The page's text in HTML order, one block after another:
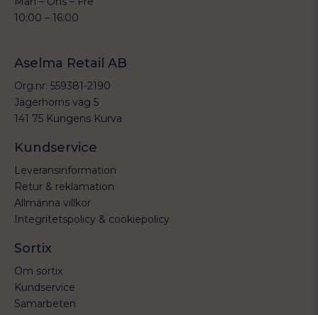
10:00 – 16:00
Aselma Retail AB
Org.nr: 559381-2190
Jägerhorns väg 5
141 75 Kungens Kurva
Kundservice
Leveransinformation
Retur & reklamation
Allmänna villkor
Integritetspolicy & cookiepolicy
Sortix
Om sortix
Kundservice
Samarbeten